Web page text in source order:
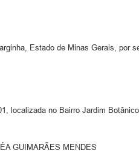
Estado de Minas Gerais, por
localizada no Bairro Jardim
GUIMARÃES MENDES